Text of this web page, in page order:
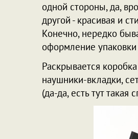
одной стороны, да,
другой - красивая и
Конечно, нередко
оформление
Раскрывается
наушники-вкладки,
(да-да, есть тут такая